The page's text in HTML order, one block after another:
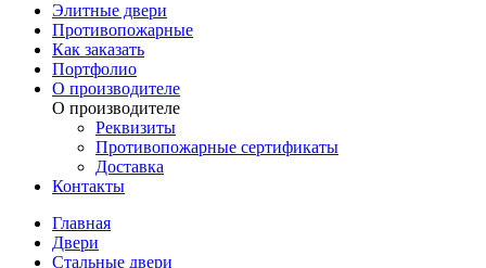
Элитные двери
Противопожарные
Как заказать
Портфолио
О производителе
О производителе
Реквизиты
Противопожарные сертификаты
Доставка
Контакты
Главная
Двери
Стальные двери